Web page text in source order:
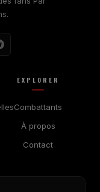
EXPLORER
Combattants
À propos
Contact